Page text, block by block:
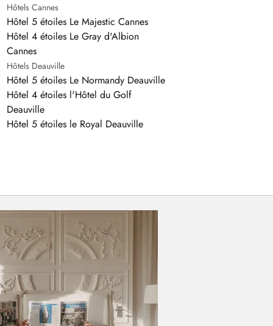
Hôtels Cannes
Hôtel 5 étoiles Le Majestic Cannes
Hôtel 4 étoiles Le Gray d'Albion
Cannes
Hôtels Deauville
Hôtel 5 étoiles Le Normandy Deauville
Hôtel 4 étoiles l'Hôtel du Golf
Deauville
Hôtel 5 étoiles le Royal Deauville